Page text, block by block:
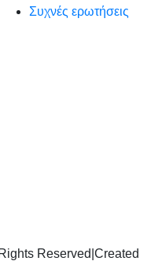
Συχνές ερωτήσεις
Reserved Created